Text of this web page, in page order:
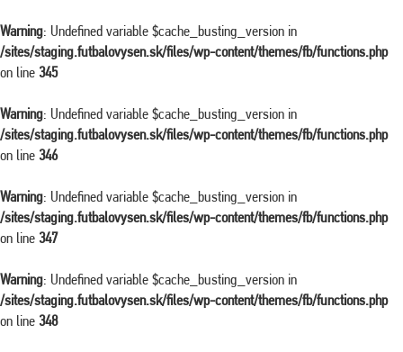
Warning: Undefined variable $cache_busting_version in
/sites/staging.futbalovysen.sk/files/wp-content/themes/fb/functions.php
on line 345
Warning: Undefined variable $cache_busting_version in
/sites/staging.futbalovysen.sk/files/wp-content/themes/fb/functions.php
on line 346
Warning: Undefined variable $cache_busting_version in
/sites/staging.futbalovysen.sk/files/wp-content/themes/fb/functions.php
on line 347
Warning: Undefined variable $cache_busting_version in
/sites/staging.futbalovysen.sk/files/wp-content/themes/fb/functions.php
on line 348